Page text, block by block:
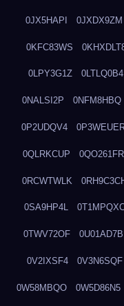
0JX5HAPI 0JXDX9ZM
0KFC83WS
0LPY3G1Z 0LTLQ0B4
0NALSI2P 0NFM8HBQ
0P2UDQV4
0QLRKCUP 0QO261FR
0RCWTWLK
0SA9HP4L
0TWV72OF 0U01AD7B
0V2IXSF4 0V3N6SQF
0W58MBQO 0W5D86N5